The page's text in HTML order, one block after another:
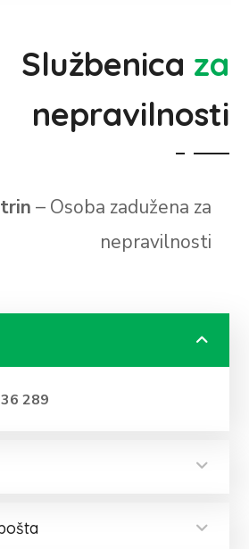
Službenica za
nepravilnosti
– Osoba zadužena za
nepravilnosti
289